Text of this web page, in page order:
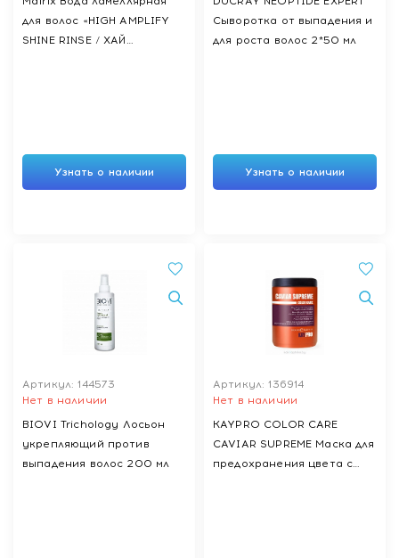
для волос «HIGH AMPLIFY
SHINE RINSE / ХАЙ
Узнать о наличии
Сыворотка от выпадения и
для роста волос 2*50 мл
Узнать о наличии
Артикул: 144573
Нет в наличии
BIOVI Trichology Лосьон
укрепляющий против
выпадения волос 200 мл
Артикул: 136914
Нет в наличии
KAYPRO СOLOR CARE
CAVIAR SUPREME Маска для
предохранения цвета с